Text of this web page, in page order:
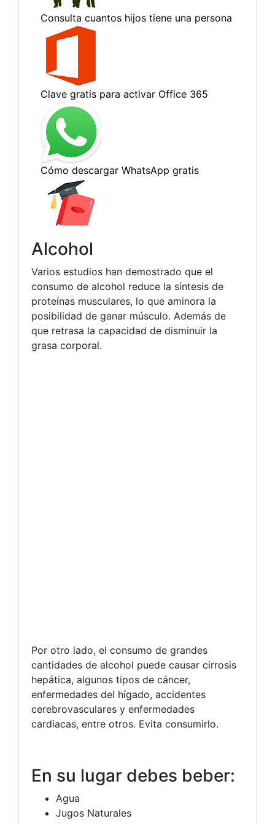
Alcohol
Varios estudios han demostrado que el
consumo de alcohol reduce la síntesis de
proteínas musculares, lo que aminora la
posibilidad de ganar músculo. Además de
que retrasa la capacidad de disminuir la
grasa corporal.
Por otro lado, el consumo de grandes
cantidades de alcohol puede causar cirrosis
hepática, algunos tipos de cáncer,
enfermedades del hígado, accidentes
cerebrovasculares y enfermedades
cardiacas, entre otros. Evita consumirlo.
En su lugar debes beber:
Agua
Jugos Naturales